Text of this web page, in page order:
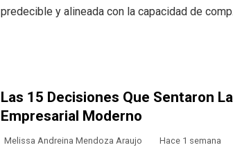
predecible y alineada con la capacidad de
Las 15 Decisiones Que Sentaron
Empresarial Moderno
Melissa Andreina Mendoza Araujo Hace 1 semana